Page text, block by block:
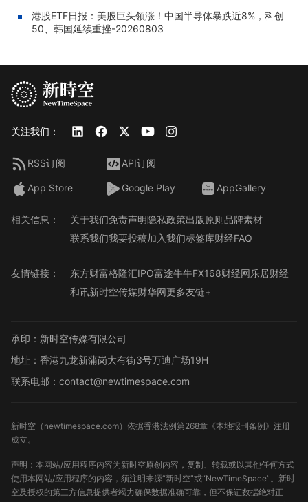
港股ETF日报：美股巨头领涨！中国半导体暴跌近8%，科创
50、韩国延续重挫-20260803
关注我们：
RSS订阅 API订阅
App Store Google Play AppGallery
相关信息： 关于我们免责声明隐私政策出版原则品牌素材
联系我们我要投稿加入我们标签库财经FAQ
友情链接： 东方财富格隆汇IPO富途牛牛FX168财经网乐居财经
和讯新时空传媒财华网更多友链+
承印：新时空传媒有限公司
地址：香港九龙新蒲岗大有街3号万迪广场19H
联系电邮：contact@newtimespace.com
新时空（ newtimespace.com）依据香港法例第268章《本地报刊条例》注册
成立。
声明：本网站/应用程序内容为新时空原创内容，复制、转载或以其他任何方式
使用本网站/应用程序的内容，须注明来源“新时空”或“NewTimeSpace”。新时
空及授权的第三方信息提供者竭力确保数据准确可靠，但不保证数据绝对正